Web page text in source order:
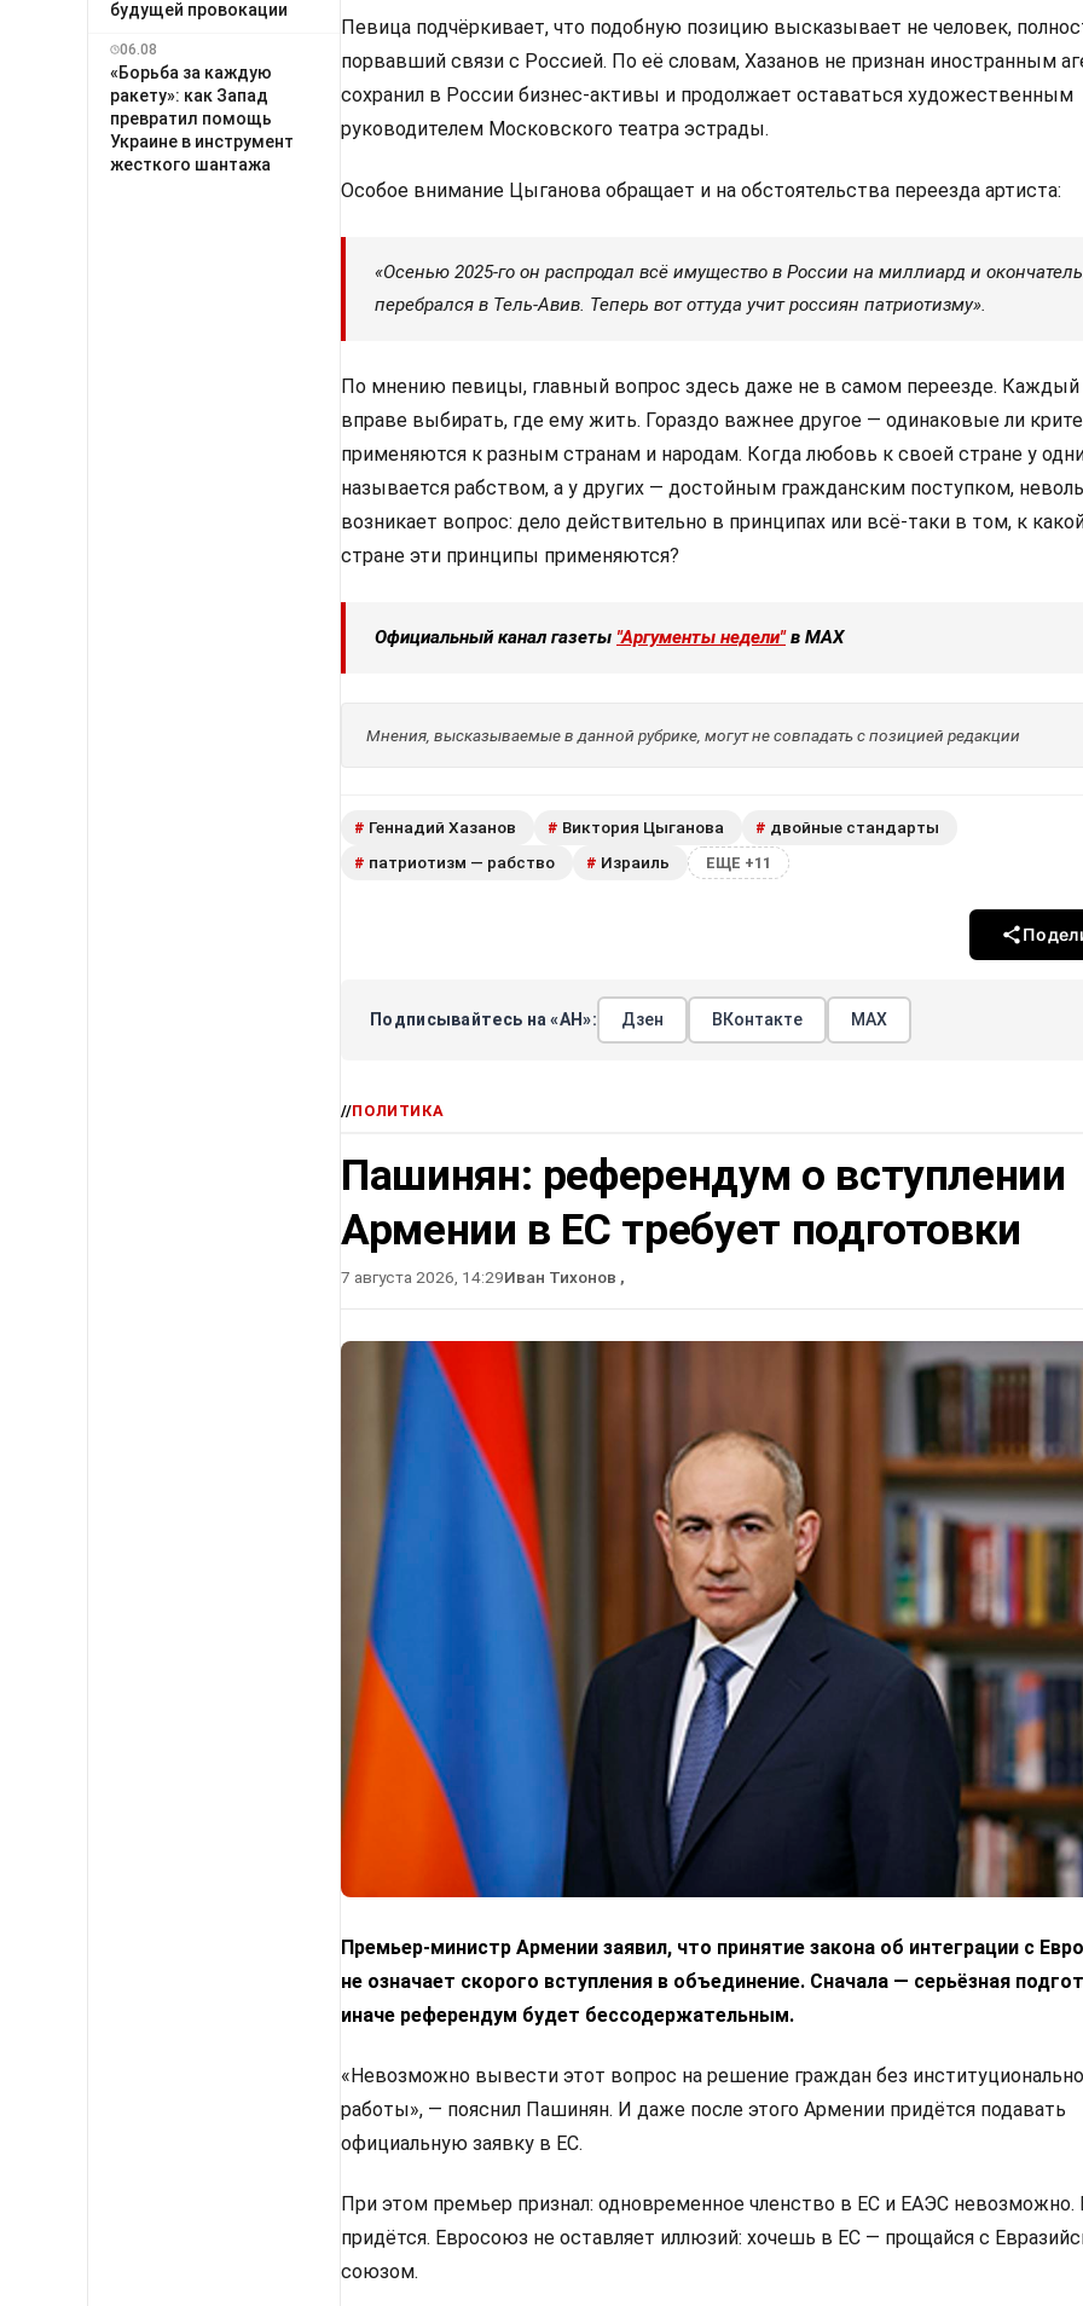
будущей провокации
06.08
«Борьба за каждую
ракету»: как Запад
превратил помощь
Украине в инструмент
жесткого шантажа
Певица подчёркивает, что подобную позицию высказывает не человек,
порвавший связи с Россией. По её словам, Хазанов не признан иностранным
сохранил в России бизнес-активы и продолжает оставаться художественным
руководителем Московского театра эстрады.
Особое внимание Цыганова обращает и на обстоятельства переезда артиста:
«Осенью 2025-го он распродал всё имущество в России на миллиард и
перебрался в Тель-Авив. Теперь вот оттуда учит россиян патриотизму».
По мнению певицы, главный вопрос здесь даже не в самом переезде. Каждый
вправе выбирать, где ему жить. Гораздо важнее другое — одинаковые ли
применяются к разным странам и народам. Когда любовь к своей стране у
называется рабством, а у других — достойным гражданским поступком,
возникает вопрос: дело действительно в принципах или всё-таки в том, к
стране эти принципы применяются?
Официальный канал газеты "Аргументы недели"в МАХ
Мнения, высказываемые в данной рубрике, могут не совпадать с позицией редакции
# Геннадий Хазанов # Виктория Цыганова # двойные стандарты
# патриотизм — рабство # Израиль ЕЩЕ +11
Подписывайтесь на «АН»: Дзен ВКонтакте МАХ
//ПОЛИТИКА
Пашинян: референдум о вступлении
Армении в ЕС требует подготовки
7 августа 2026, 14:29Иван Тихонов ,
Премьер-министр Армении заявил, что принятие закона об интеграции с
не означает скорого вступления в объединение. Сначала — серьёзная
иначе референдум будет бессодержательным.
«Невозможно вывести этот вопрос на решение граждан без
работы», — пояснил Пашинян. И даже после этого Армении придётся подавать
официальную заявку в ЕС.
При этом премьер признал: одновременное членство в ЕС и ЕАЭС невозможно.
придётся. Евросоюз не оставляет иллюзий: хочешь в ЕС — прощайся с
союзом.